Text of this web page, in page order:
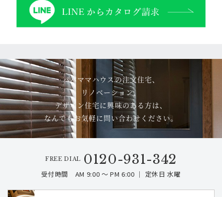
パパママハウスの注文住宅、
リノベーション、
デザイン住宅に興味のある方は、
なんでもお気軽に問い合わせください。
FREE DIAL 0120-931-342
受付時間 AM 9:00 ～ PM 6:00 ｜ 定休日 水曜